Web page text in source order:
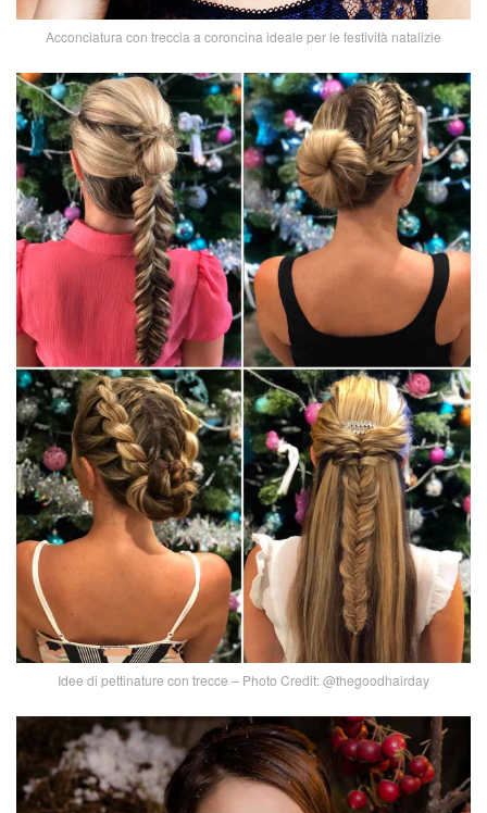
Acconciatura con treccia a coroncina ideale per le festività natalizie
Idee di pettinature con trecce – Photo Credit: @thegoodhairday